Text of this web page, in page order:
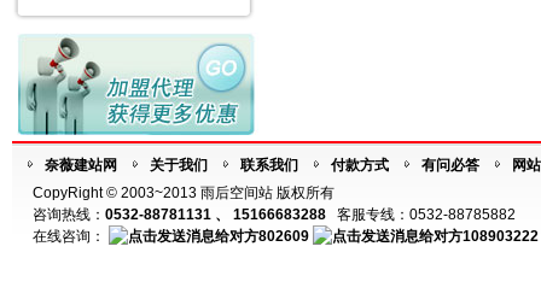
奈薇建站网 关于我们 联系我们 付款方式 有问必答
网
CopyRight © 2003~2013 雨后空间站 版权所有
咨询热线： 0532-88781131 、 15166683288 客服专线：0532-88785882
在线咨询：
802609 108903222